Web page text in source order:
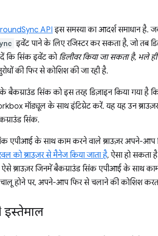
APIइस समस्या का आदर्श समाधान है.
इवेंट पाने के लिए रजिस्टर कर सकता है, जो तब
दें कि सिंक इवेंट कोडिलीवर किया जा सकता है, भले
की फिर से कोशिश की जा रही है.
बैकग्राउंड सिंक को इस तरह डिज़ाइन किया गया है
मॉड्यूल के साथ इंटिग्रेट करें. यह यह उन
सिंक.
एपीआई के साथ काम करने वाले ब्राउज़र अपने-
को ब्राउज़र से मैनेज किया जाता है, ऐसा हो सकता
ऐसे ब्राउज़र जिनमें बैकग्राउंड सिंक एपीआई के साथ
चालू होने पर, अपने-आप फिर से चलाने की कोशिश
इस्तेमाल